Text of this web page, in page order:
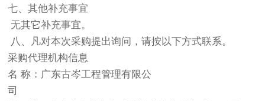
七、其他补充事宜
无其它补充事宜。
八、凡对本次采购提出询问，请按以下方式联系。
采购代理机构信息
名 称：广东古岑工程管理有限公
司